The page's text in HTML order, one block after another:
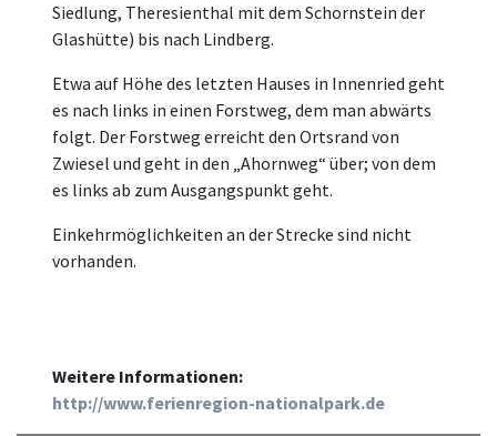
Siedlung, Theresienthal mit dem Schornstein der
Glashütte) bis nach Lindberg.
Etwa auf Höhe des letzten Hauses in Innenried geht
es nach links in einen Forstweg, dem man abwärts
folgt. Der Forstweg erreicht den Ortsrand von
Zwiesel und geht in den „Ahornweg“ über; von dem
es links ab zum Ausgangspunkt geht.
Einkehrmöglichkeiten an der Strecke sind nicht
vorhanden.
Weitere Informationen:
http://www.ferienregion-nationalpark.de